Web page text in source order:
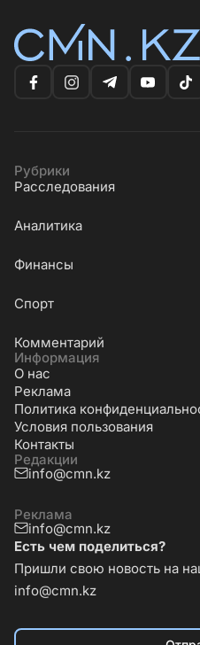
Рубрики
Расследования
Аналитика
Финансы
Cпорт
Комментарий
Информация
О нас
Реклама
Политика
Условия пользования
Контакты
Редакции
info@cmn.kz
Реклама
info@cmn.kz
Есть чем поделиться?
Пришли свою новость на
info@cmn.kz